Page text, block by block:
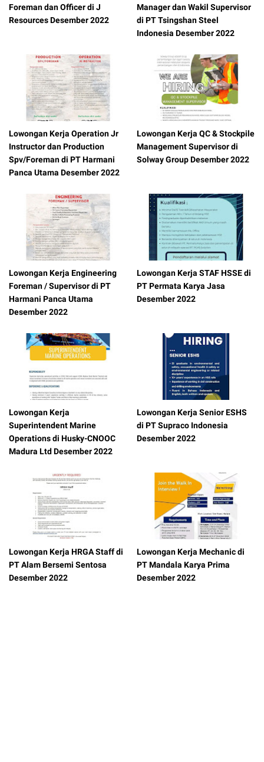
Foreman dan Officer di J
Resources Desember 2022
Manager dan Wakil Supervisor
di PT Tsingshan Steel
Indonesia Desember 2022
Lowongan Kerja Operation Jr
Instructor dan Production
Spv/Foreman di PT Harmani
Panca Utama Desember 2022
Lowongan Kerja QC & Stockpile
Management Supervisor di
Solway Group Desember 2022
Lowongan Kerja Engineering
Foreman / Supervisor di PT
Harmani Panca Utama
Desember 2022
Lowongan Kerja STAF HSSE di
PT Permata Karya Jasa
Desember 2022
Lowongan Kerja
Superintendent Marine
Operations di Husky-CNOOC
Madura Ltd Desember 2022
Lowongan Kerja Senior ESHS
di PT Supraco Indonesia
Desember 2022
Lowongan Kerja HRGA Staff di
PT Alam Bersemi Sentosa
Desember 2022
Lowongan Kerja Mechanic di
PT Mandala Karya Prima
Desember 2022